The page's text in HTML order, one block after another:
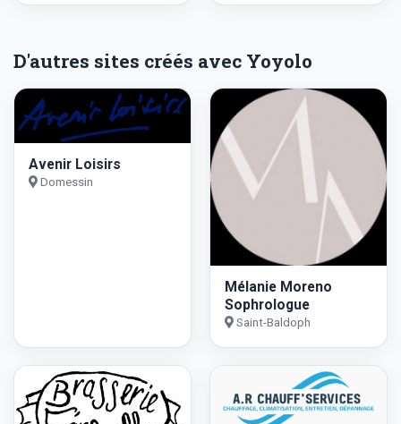
D'autres sites créés avec Yoyolo
Avenir Loisirs
Domessin
Mélanie Moreno
Sophrologue
Saint-Baldoph